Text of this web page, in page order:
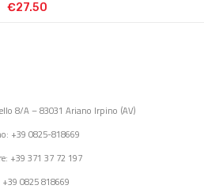
€27.50
8/A – 83031 Ariano Irpino (AV)
+39 0825-818669
+39 371 37 72 197
+39 0825 818669